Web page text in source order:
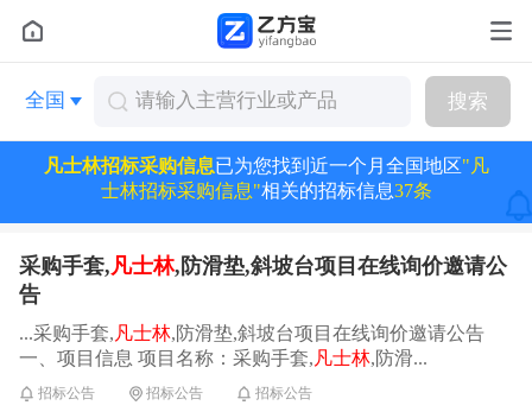
全国 搜索
凡士林招标采购信息已为您找到近一个月全国地区"凡
士林招标采购信息"相关的招标信息37条
采购手套,凡士林,防滑垫,斜坡台项目在线询价邀请公
告
...采购手套, 凡士林,防滑垫,斜坡台项目在线询价邀请公告
一、项目信息 项目名称：采购手套, 凡士林,防滑...
招标公告 招标公告 招标公告